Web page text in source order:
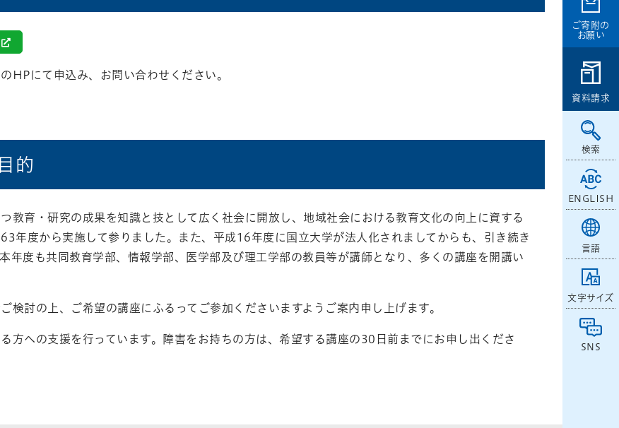
ご寄附の
お願い
資料請求
検索
ENGLISH
言語
文字サイズ
SNS
HPにて申込み、お問い合わせください。
的
教育・研究の成果を知識と技として広く社会に開放し、地域社会における教育文化の向上に資する
年度から実施して参りました。また、平成16年度に国立大学が法人化されましてからも、引き続き
年度も共同教育学部、情報学部、医学部及び理工学部の教員等が講師となり、多くの講座を開講い
検討の上、ご希望の講座にふるってご参加くださいますようご案内申し上げます。
方への支援を行っています。障害をお持ちの方は、希望する講座の30日前までにお申し出くださ